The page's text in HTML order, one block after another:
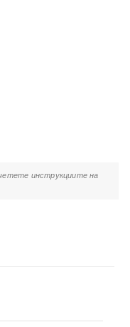
инструкциите на